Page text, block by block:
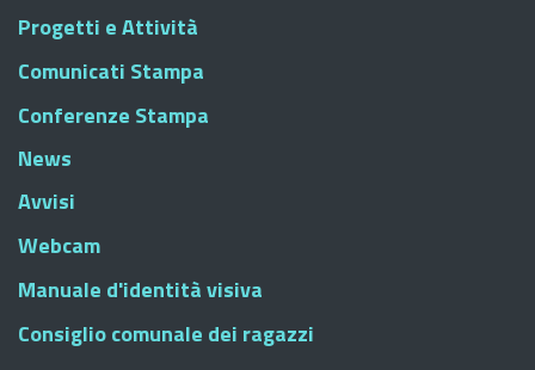
Progetti e Attività
Comunicati Stampa
Conferenze Stampa
News
Avvisi
Webcam
Manuale d'identità visiva
Consiglio comunale dei ragazzi